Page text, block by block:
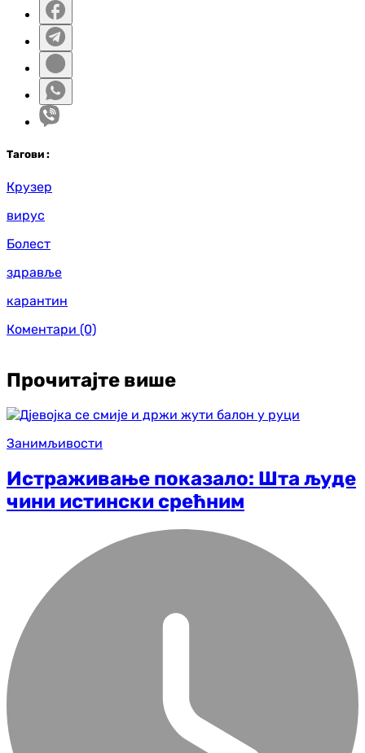
Тагови :
Крузер
вирус
Болест
здравље
карантин
Коментари (0)
Прочитајте више
Занимљивости
Истраживање показало: Шта људе
чини истински срећним